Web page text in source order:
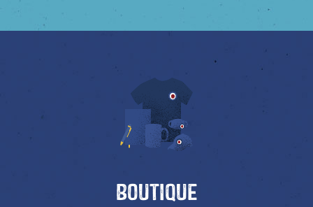
Boutique